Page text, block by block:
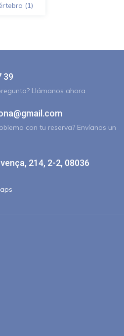
(1)
39
Llámanos ahora
con tu reserva? Envíanos un
214, 2-2, 08036